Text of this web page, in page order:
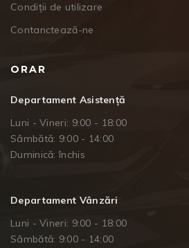
Condiții de utilizare
Contanctează-ne
ORAR
Departament Asistență
Luni - Vineri: 9:00 - 18:00
Sâmbătă: 9:00 - 14:00
Duminică: închis
Departament Vânzări
Luni - Vineri: 9:00 - 18:00
Sâmbătă: 9:00 - 14:00